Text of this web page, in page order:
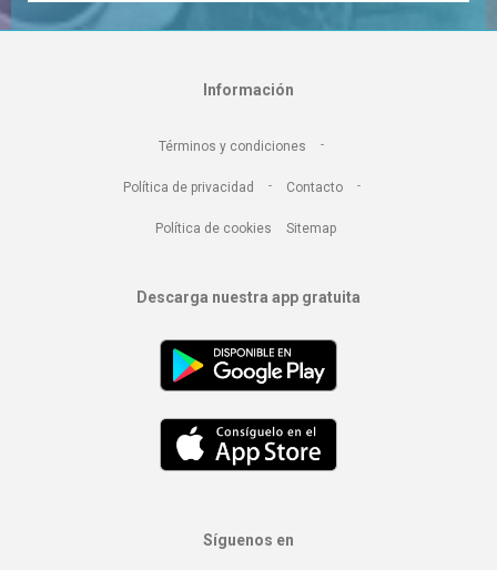
Información
Términos y condiciones -
Política de privacidad - Contacto -
Política de cookies Sitemap
Descarga nuestra app gratuita
Síguenos en